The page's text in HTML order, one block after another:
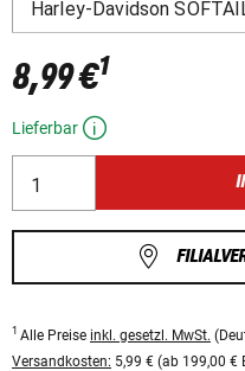
8,99 €1
Lieferbar
1 Alle Preise inkl. gesetzl. MwSt.
Versandkosten: 5,99 € (ab 199,00 €